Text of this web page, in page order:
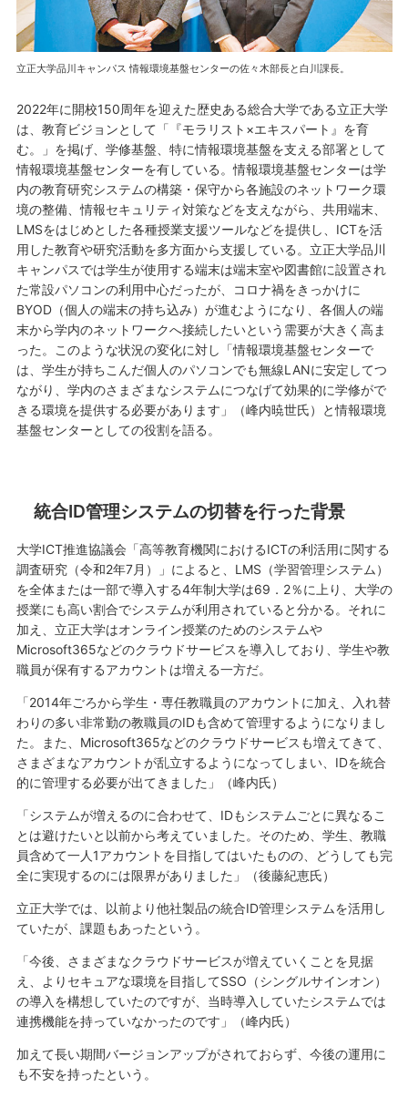
立正大学品川キャンパス 情報環境基盤センターの佐々木部長と白川課長。
2022年に開校150周年を迎えた歴史ある総合大学である立正大学
は、教育ビジョンとして「『モラリスト×エキスパート』を育
む。」を掲げ、学修基盤、特に情報環境基盤を支える部署として
情報環境基盤センターを有している。情報環境基盤センターは学
内の教育研究システムの構築・保守から各施設のネットワーク環
境の整備、情報セキュリティ対策などを支えながら、共用端末、
LMSをはじめとした各種授業支援ツールなどを提供し、ICTを活
用した教育や研究活動を多方面から支援している。立正大学品川
キャンパスでは学生が使用する端末は端末室や図書館に設置され
た常設パソコンの利用中心だったが、コロナ禍をきっかけに
BYOD（個人の端末の持ち込み）が進むようになり、各個人の端
末から学内のネットワークへ接続したいという需要が大きく高ま
った。このような状況の変化に対し「情報環境基盤センターで
は、学生が持ちこんだ個人のパソコンでも無線LANに安定してつ
ながり、学内のさまざまなシステムにつなげて効果的に学修がで
きる環境を提供する必要があります」（峰内暁世氏）と情報環境
基盤センターとしての役割を語る。
統合ID管理システムの切替を行った背景
大学ICT推進協議会「高等教育機関におけるICTの利活用に関する
調査研究（令和2年7月）」によると、LMS（学習管理システム）
を全体または一部で導入する4年制大学は69．2％に上り、大学の
授業にも高い割合でシステムが利用されていると分かる。それに
加え、立正大学はオンライン授業のためのシステムや
Microsoft365などのクラウドサービスを導入しており、学生や教
職員が保有するアカウントは増える一方だ。
「2014年ごろから学生・専任教職員のアカウントに加え、入れ替
わりの多い非常勤の教職員のIDも含めて管理するようになりまし
た。また、Microsoft365などのクラウドサービスも増えてきて、
さまざまなアカウントが乱立するようになってしまい、IDを統合
的に管理する必要が出てきました」（峰内氏）
「システムが増えるのに合わせて、IDもシステムごとに異なるこ
とは避けたいと以前から考えていました。そのため、学生、教職
員含めて一人1アカウントを目指してはいたものの、どうしても完
全に実現するのには限界がありました」（後藤紀恵氏）
立正大学では、以前より他社製品の統合ID管理システムを活用し
ていたが、課題もあったという。
「今後、さまざまなクラウドサービスが増えていくことを見据
え、よりセキュアな環境を目指してSSO（シングルサインオン）
の導入を構想していたのですが、当時導入していたシステムでは
連携機能を持っていなかったのです」（峰内氏）
加えて長い期間バージョンアップがされておらず、今後の運用に
も不安を持ったという。